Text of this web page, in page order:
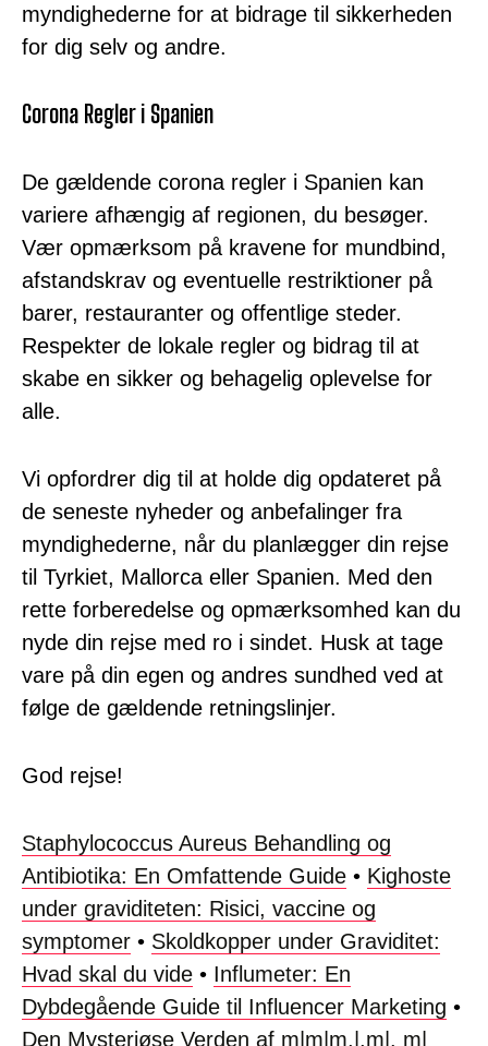
myndighederne for at bidrage til sikkerheden
for dig selv og andre.
Corona Regler i Spanien
De gældende corona regler i Spanien kan
variere afhængig af regionen, du besøger.
Vær opmærksom på kravene for mundbind,
afstandskrav og eventuelle restriktioner på
barer, restauranter og offentlige steder.
Respekter de lokale regler og bidrag til at
skabe en sikker og behagelig oplevelse for
alle.
Vi opfordrer dig til at holde dig opdateret på
de seneste nyheder og anbefalinger fra
myndighederne, når du planlægger din rejse
til Tyrkiet, Mallorca eller Spanien. Med den
rette forberedelse og opmærksomhed kan du
nyde din rejse med ro i sindet. Husk at tage
vare på din egen og andres sundhed ved at
følge de gældende retningslinjer.
God rejse!
Staphylococcus Aureus Behandling og
Antibiotika: En Omfattende Guide • Kighoste
under graviditeten: Risici, vaccine og
symptomer • Skoldkopper under Graviditet:
Hvad skal du vide • Influmeter: En
Dybdegående Guide til Influencer Marketing •
Den Mysteriøse Verden af m|m|m,|,m|. m|